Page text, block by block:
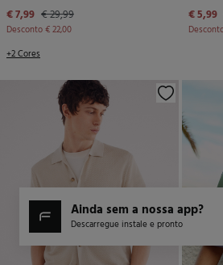
€ 7,99 € 29,99
Desconto€ 22,00
+2 Cores
€ 5,99
ainda sem a nossa app?
Descarregue instale e pronto